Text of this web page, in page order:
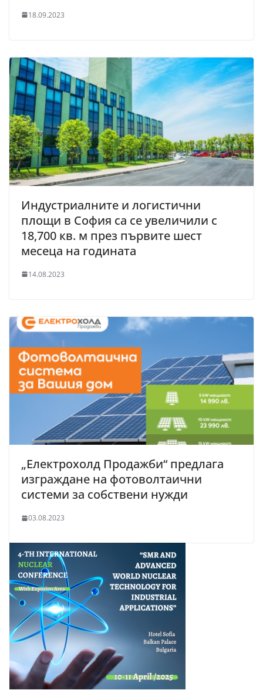
18.09.2023
Индустриалните и логистични
площи в София са се увеличили с
18,700 кв. м през първите шест
месеца на годината
14.08.2023
„Електрохолд Продажби“ предлага
изграждане на фотоволтаични
системи за собствени нужди
03.08.2023